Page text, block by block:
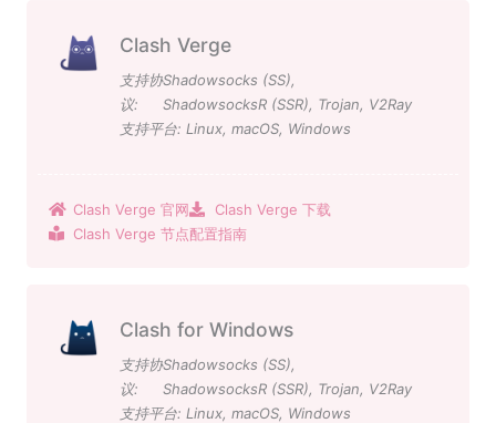
Clash Verge
支持协
议:
Shadowsocks (SS),
ShadowsocksR (SSR), Trojan, V2Ray
支持平台: Linux, macOS, Windows
Clash Verge 官网
Clash Verge 下载
Clash Verge 节点配置指南
Clash for Windows
支持协
议:
Shadowsocks (SS),
ShadowsocksR (SSR), Trojan, V2Ray
支持平台: Linux, macOS, Windows